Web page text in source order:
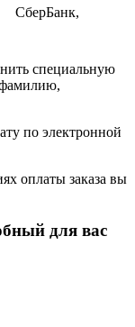
СберБанк,
специальную
по электронной
оплаты заказа вы
для вас